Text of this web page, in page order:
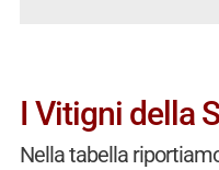
I Vitigni della
Nella tabella